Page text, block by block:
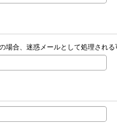
場合、迷惑メールとして処理され